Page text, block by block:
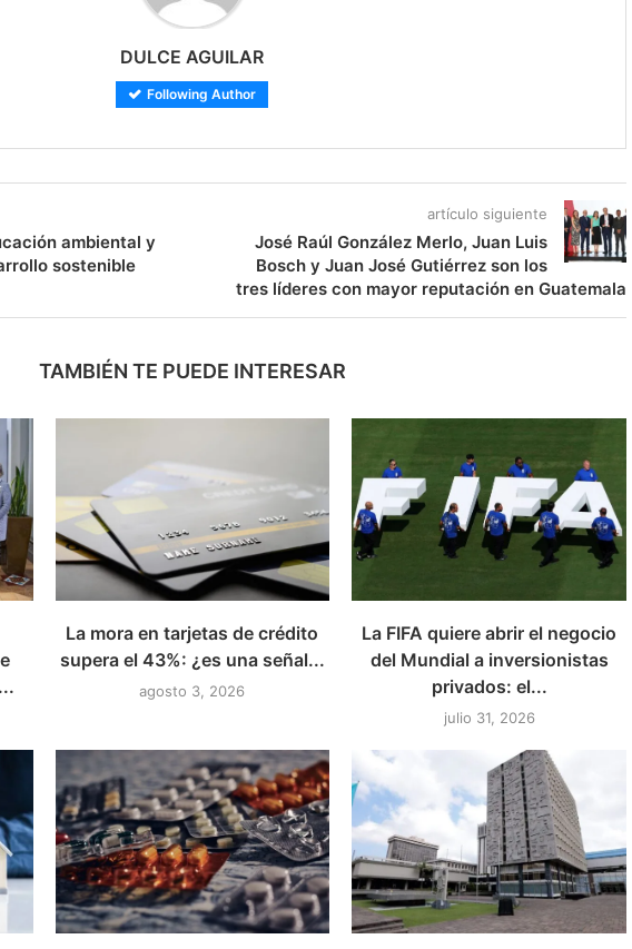
DULCE AGUILAR
Following Author
ambiental y
sostenible
artículo siguiente
José Raúl González Merlo, Juan Luis
Bosch y Juan José Gutiérrez son los
tres líderes con mayor reputación en Guatemala
TAMBIÉN TE PUEDE INTERESAR
La mora en tarjetas de crédito
supera el 43%: ¿es una señal...
agosto 3, 2026
La FIFA quiere abrir el negocio
del Mundial a inversionistas
privados: el...
julio 31, 2026